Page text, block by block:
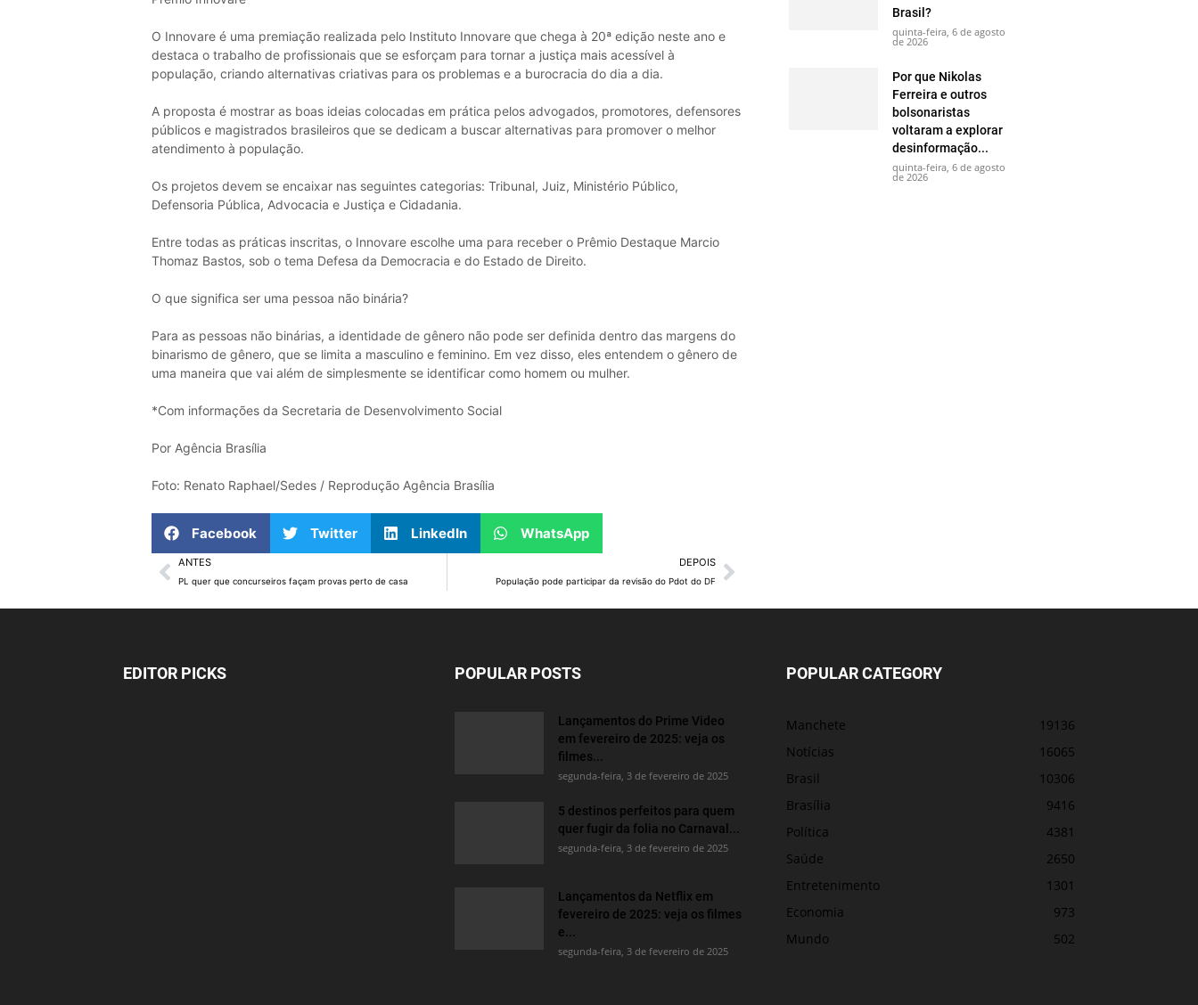
Brasil?
quinta-feira, 6 de agosto
de 2026
Por que Nikolas
Ferreira e outros
bolsonaristas
voltaram a explorar
desinformação...
quinta-feira, 6 de agosto
de 2026
O Innovare é uma premiação realizada pelo Instituto Innovare que chega à 20ª edição neste ano e
destaca o trabalho de profissionais que se esforçam para tornar a justiça mais acessível à
população, criando alternativas criativas para os problemas e a burocracia do dia a dia.
A proposta é mostrar as boas ideias colocadas em prática pelos advogados, promotores, defensores
públicos e magistrados brasileiros que se dedicam a buscar alternativas para promover o melhor
atendimento à população.
Os projetos devem se encaixar nas seguintes categorias: Tribunal, Juiz, Ministério Público,
Defensoria Pública, Advocacia e Justiça e Cidadania.
Entre todas as práticas inscritas, o Innovare escolhe uma para receber o Prêmio Destaque Marcio
Thomaz Bastos, sob o tema Defesa da Democracia e do Estado de Direito.
O que significa ser uma pessoa não binária?
Para as pessoas não binárias, a identidade de gênero não pode ser definida dentro das margens do
binarismo de gênero, que se limita a masculino e feminino. Em vez disso, eles entendem o gênero de
uma maneira que vai além de simplesmente se identificar como homem ou mulher.
*Com informações da Secretaria de Desenvolvimento Social
Por Agência Brasília
Foto: Renato Raphael/Sedes / Reprodução Agência Brasília
Facebook Twitter LinkedIn WhatsApp
ANTES
PL quer que concurseiros façam provas perto de casa
DEPOIS
População pode participar da revisão do Pdot do DF
EDITOR PICKS POPULAR POSTS
Lançamentos do Prime Video
em fevereiro de 2025: veja os
filmes...
segunda-feira, 3 de fevereiro de 2025
5 destinos perfeitos para quem
quer fugir da folia no Carnaval...
segunda-feira, 3 de fevereiro de 2025
Lançamentos da Netflix em
fevereiro de 2025: veja os filmes
e...
segunda-feira, 3 de fevereiro de 2025
POPULAR CATEGORY
Manchete
19136
Notícias
16065
Brasil
10306
Brasília
9416
Política
4381
Saúde
2650
Entretenimento
1301
Economia
973
Mundo
502